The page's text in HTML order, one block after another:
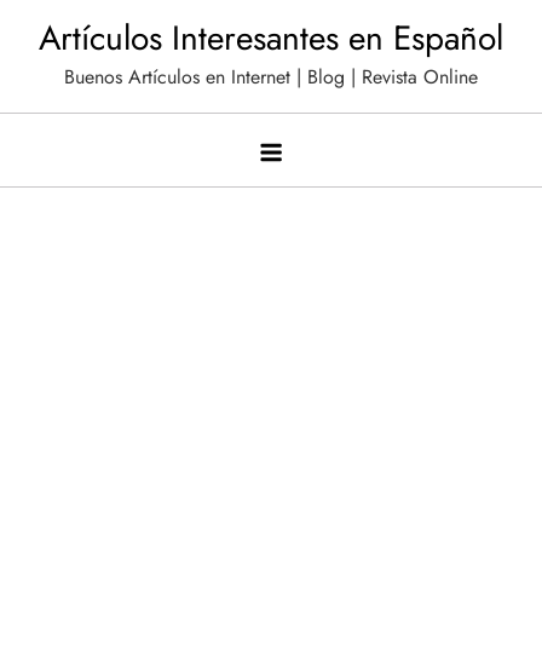
contenido
Artículos Interesantes en Español
Buenos Artículos en Internet | Blog | Revista Online